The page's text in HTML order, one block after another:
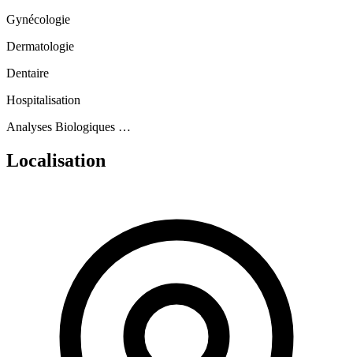
Gynécologie
Dermatologie
Dentaire
Hospitalisation
Analyses Biologiques …
Localisation